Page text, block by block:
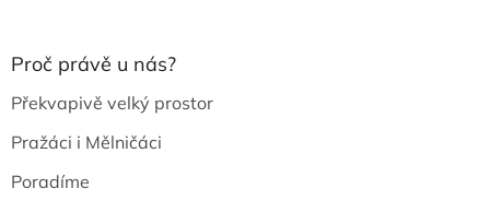
Proč právě u nás?
Překvapivě velký prostor
Pražáci i Mělničáci
Poradíme